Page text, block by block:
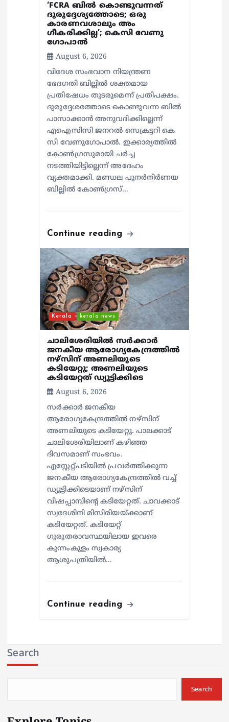
‘FCRA ബിൽ കൊണ്ടുവന്നത്
ദുരുദ്ദേശ്യത്തോടെ; ഒരു
കാരണവശാലും അം​
ഗീകരിക്കില്ല’; കെസി വേണു​
ഗോപാൽ
August 6, 2026
വിദേശ സംഭവാന നിയന്ത്രണ
ഭേദഗതി ബില്ലിൽ ശക്തമായ
പ്രതിഷേധം തുടരുമെന്ന് പ്രതിപക്ഷം.
ദുരുദ്ദേശത്തോടെ കൊണ്ടുവന്ന ബിൽ
പാസാക്കാൻ അനുവദിക്കില്ലെന്ന്
എഐസിസി ജനറൽ സെക്രട്ടറി കെ
സി വേണുഗോപാൽ. ഇക്കാര്യത്തിൽ
കോൺഗ്രസുമായി ചർച്ച
നടത്തിയിട്ടില്ലെന്ന് അദേഹം
വ്യക്തമാക്കി. മണ്ഡല പുനർനിർണയ
ബില്ലിൽ കോൺഗ്രസ്…
Continue reading
Kerala kerala news
ചാലിശേരിയില്‍ സര്‍ക്കാര്‍
ജനകീയ ആരോഗ്യകേന്ദ്രത്തില്‍
നഴ്സിന് അണലിയുടെ
കടിയേറ്റു; അണലിയുടെ
കടിയേറ്റത് ഡ്യൂട്ടിക്കിടെ
August 6, 2026
സര്‍ക്കാര്‍ ജനകീയ
ആരോഗ്യകേന്ദ്രത്തില്‍ നഴ്സിന്
അണലിയുടെ കടിയേറ്റു. പാലക്കാട്
ചാലിശേരിയിലാണ് കഴിഞ്ഞ
ദിവസമാണ് സംഭവം.
എസ്റ്റേറ്റ്പടിയില്‍ പ്രവര്‍ത്തിക്കുന്ന
ജനകീയ ആരോഗ്യകേന്ദ്രത്തില്‍ വച്ച്
ഡ്യൂട്ടിക്കിടെയാണ് നഴ്സിന്
വിഷപ്പാമ്പിന്റെ കടിയേറ്റത്. ചാവക്കാട്
സ്വദേശിനി മിസിരിയയ്ക്കാണ്
കടിയേറ്റത്. കടിയേറ്റ്
ഗുരുതരാവസ്ഥയിലായ ഇവരെ
കുന്നംകുളം സ്വകാര്യ
ആശുപത്രിയില്‍…
Continue reading
Search
Search